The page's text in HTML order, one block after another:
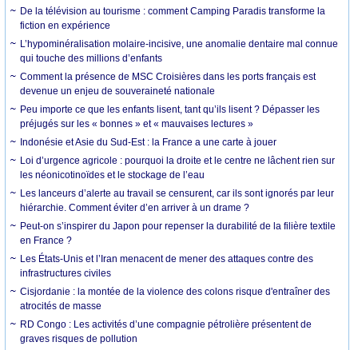
De la télévision au tourisme : comment Camping Paradis transforme la
fiction en expérience
L’hypominéralisation molaire-incisive, une anomalie dentaire mal connue
qui touche des millions d’enfants
Comment la présence de MSC Croisières dans les ports français est
devenue un enjeu de souveraineté nationale
Peu importe ce que les enfants lisent, tant qu’ils lisent ? Dépasser les
préjugés sur les « bonnes » et « mauvaises lectures »
Indonésie et Asie du Sud-Est : la France a une carte à jouer
Loi d’urgence agricole : pourquoi la droite et le centre ne lâchent rien sur
les néonicotinoïdes et le stockage de l’eau
Les lanceurs d’alerte au travail se censurent, car ils sont ignorés par leur
hiérarchie. Comment éviter d’en arriver à un drame ?
Peut-on s’inspirer du Japon pour repenser la durabilité de la filière textile
en France ?
Les États-Unis et l’Iran menacent de mener des attaques contre des
infrastructures civiles
Cisjordanie : la montée de la violence des colons risque d'entraîner des
atrocités de masse
RD Congo : Les activités d’une compagnie pétrolière présentent de
graves risques de pollution